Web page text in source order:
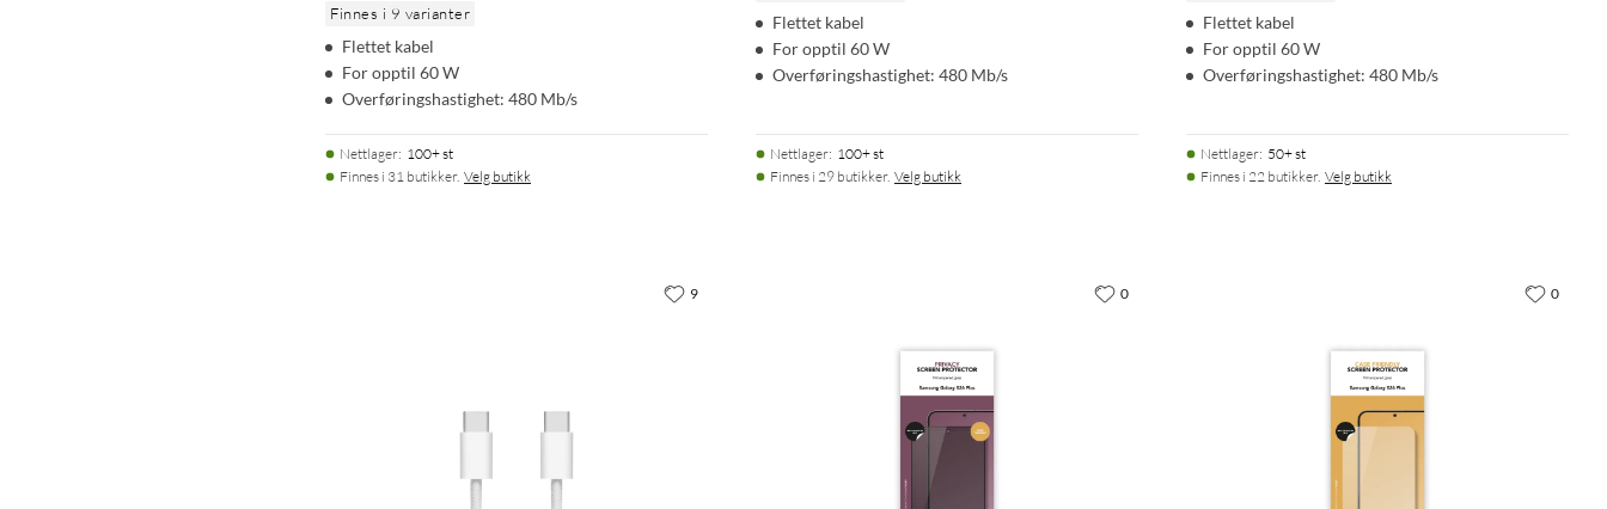
Finnes i 9 varianter
Flettet kabel
For opptil 60 W
Overføringshastighet: 480 Mb/s
Nettlager: 100+ st
Finnes i 31 butikker. Velg butikk
Flettet kabel
For opptil 60 W
Overføringshastighet: 480 Mb/s
Nettlager: 100+ st
Finnes i 29 butikker. Velg butikk
Flettet kabel
For opptil 60 W
Overføringshastighet: 480 Mb/s
Nettlager: 50+ st
Finnes i 22 butikker. Velg butikk
9 0 0